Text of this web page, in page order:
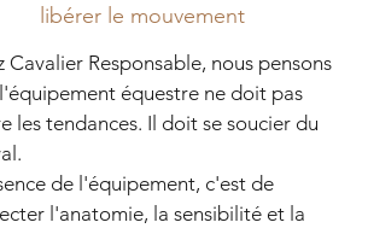
libérer le mouvement
Cavalier Responsable, nous pensons
équestre ne doit pas
les tendances. Il doit se soucier du
de l'équipement, c'est de
l'anatomie, la sensibilité et la